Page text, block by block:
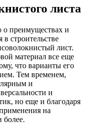
листа
о преимуществах и
в строительстве
лист.
материал все еще
что варианты его
Тем временем,
и
и
но еще и благодаря
на
более.